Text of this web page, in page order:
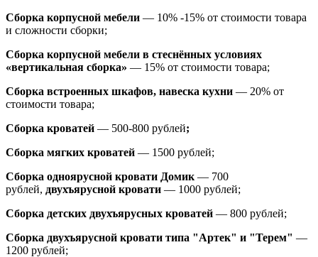
Сборка корпусной мебели — 10% -15% от стоимости товара
и сложности сборки;
Сборка корпусной мебели в стеснённых условиях
«вертикальная сборка» — 15% от стоимости товара;
Сборка встроенных шкафов, навеска кухни — 20% от
стоимости товара;
Сборка кроватей — 500-800 рублей;
Сборка мягких кроватей — 1500 рублей;
Сборка одноярусной кровати Домик — 700
рублей, двухъярусной кровати — 1000 рублей;
Сборка детских двухъярусных кроватей — 800 рублей;
Сборка двухъярусной кровати типа "Артек" и "Терем" —
1200 рублей;